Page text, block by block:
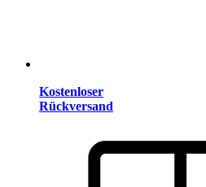
Kostenloser
Rückversand